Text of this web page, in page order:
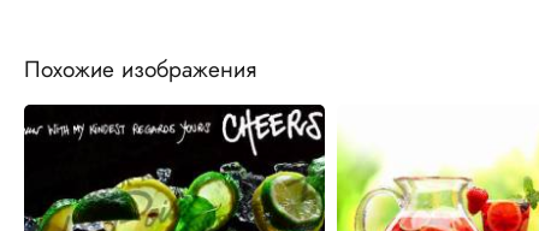
Похожие изображения